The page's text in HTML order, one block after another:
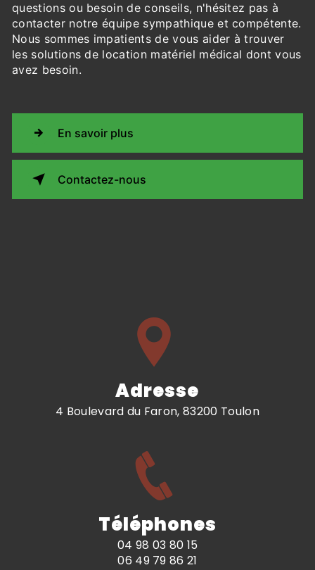
questions ou besoin de conseils, n'hésitez pas à
contacter notre équipe sympathique et compétente.
Nous sommes impatients de vous aider à trouver
les solutions de location matériel médical dont vous
avez besoin.
En savoir plus
Contactez-nous
Adresse
4 Boulevard du Faron, 83200 Toulon
Téléphones
04 98 03 80 15
06 49 79 86 21